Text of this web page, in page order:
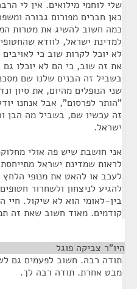
שלי לוחמי מילואים. אין לי
כאן חברים מפורום גבורה
כמה חשוב להשיג את מטרות
למדינת ישראל, לוודא
לא יוכל לקרות שוב כי
את זה שוב, כי הם לא יוכלו
בשביל זה הבנים שלנו שם
שני הנופלים מהיום, את סיון
"הותר לפרסום", אבל אנחנו
זה עכשיו שם, בשביל מה הבן
ישראל.
אני חושבת שיש פה אולי
לראות שמדינת ישראל
לעכב או להאט את מנופי
להגיע לניצחון ולשחרור
בין-לאומי הוא לא שיקול. חיי
קודמים. מאוד חשוב שאת זה
היו"ר צביקה פוגל
תודה רבה. חשוב לפעמים גם
מבט אחרת. תודה רבה לך.